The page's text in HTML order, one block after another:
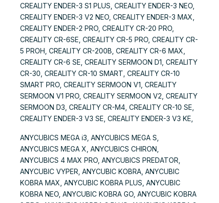
CREALITY ENDER-3 S1 PLUS, CREALITY ENDER-3 NEO,
CREALITY ENDER-3 V2 NEO, CREALITY ENDER-3 MAX,
CREALITY ENDER-2 PRO, CREALITY CR-20 PRO,
CREALITY CR-6SE, CREALITY CR-5 PRO, CREALITY CR-
5 PROH, CREALITY CR-200B, CREALITY CR-6 MAX,
CREALITY CR-6 SE, CREALITY SERMOON D1, CREALITY
CR-30, CREALITY CR-10 SMART, CREALITY CR-10
SMART PRO, CREALITY SERMOON V1, CREALITY
SERMOON V1 PRO, CREALITY SERMOON V2, CREALITY
SERMOON D3, CREALITY CR-M4, CREALITY CR-10 SE,
CREALITY ENDER-3 V3 SE, CREALITY ENDER-3 V3 KE,
ANYCUBICS MEGA i3, ANYCUBICS MEGA S,
ANYCUBICS MEGA X, ANYCUBICS CHIRON,
ANYCUBICS 4 MAX PRO, ANYCUBICS PREDATOR,
ANYCUBIC VYPER, ANYCUBIC KOBRA, ANYCUBIC
KOBRA MAX, ANYCUBIC KOBRA PLUS, ANYCUBIC
KOBRA NEO, ANYCUBIC KOBRA GO, ANYCUBIC KOBRA